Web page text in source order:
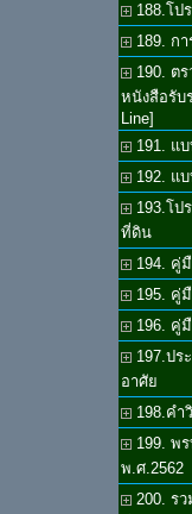
188.โป
189. ก
190. ต
หนังสือรับ
Line]
191. แ
192. แ
193.โป
ที่ดิน
194. คู่
195. คู่
196. คู่
197.ป
อาศัย
198.ค
199. พ
พ.ศ.2562
200. ร